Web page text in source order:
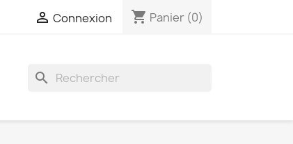
 Connexion shopping_cart Panier (0)
search